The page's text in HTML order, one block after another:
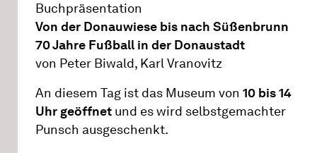
Buchpräsentation
Von der Donauwiese bis nach Süßenbrunn
70 Jahre Fußball in der Donaustadt
von Peter Biwald, Karl Vranovitz
An diesem Tag ist das Museum von 10 bis 14
Uhr geöffnet und es wird selbstgemachter
Punsch ausgeschenkt.